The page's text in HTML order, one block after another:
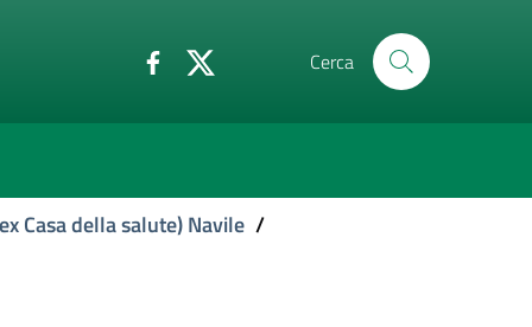
Cerca
Casa della salute) Navile /